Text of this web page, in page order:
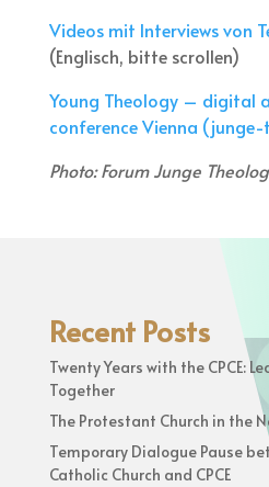
Videos mit Interviews von
(Englisch, bitte scrollen)
Young Theology – digital
conference Vienna
Photo: Forum Junge
Recent Posts
Twenty Years with the CPCE:
Together
The Protestant Church in the
Temporary Dialogue Pause
Catholic Church and CPCE